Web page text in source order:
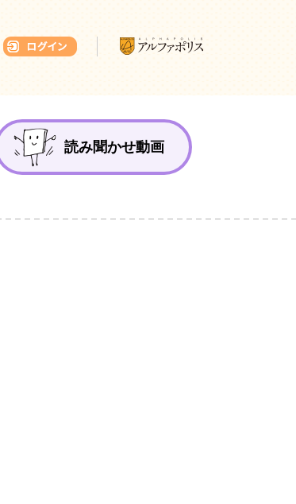
読み聞かせ動画